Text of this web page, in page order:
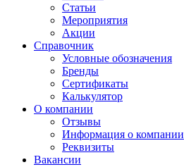
Статьи
Мероприятия
Акции
Справочник
Условные обозначения
Бренды
Сертификаты
Калькулятор
О компании
Отзывы
Информация о компании
Реквизиты
Вакансии